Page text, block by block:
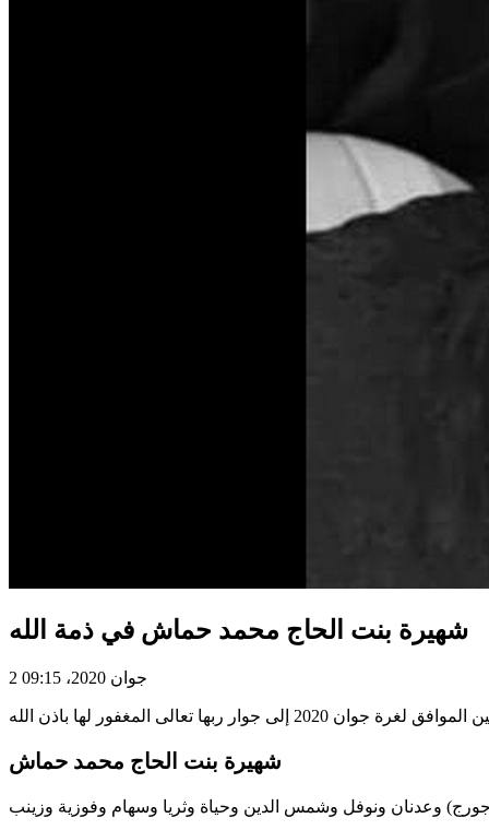
شهيرة بنت الحاج محمد حماش في ذمة الله
2 جوان 2020، 09:15
2020 إلى جوار ربها تعالى المغفور لها باذن الله
شهيرة بنت الحاج محمد حماش